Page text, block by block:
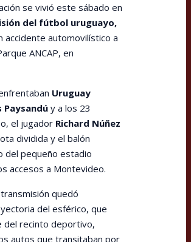
se vivió este sábado en
del fútbol uruguayo,
accidente automovilístico a
ANCAP, en
Uruguay
y a los 23
el jugador Richard Núñez
dividida y el balón
del pequeño estadio
accesos a Montevideo.
quedó
del esférico, que
del recinto deportivo,
autos que transitaban por